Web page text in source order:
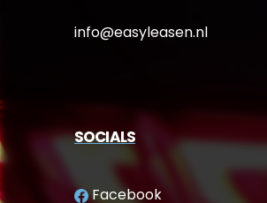
info@easyleasen.nl
SOCIALS
Facebook